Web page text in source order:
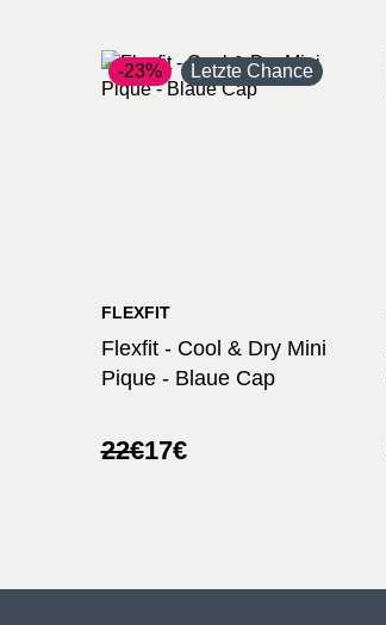
-23% Letzte Chance
FLEXFIT
Flexfit - Cool & Dry Mini
Pique - Blaue Cap
22€
Ursprünglicher
17€
Aktueller